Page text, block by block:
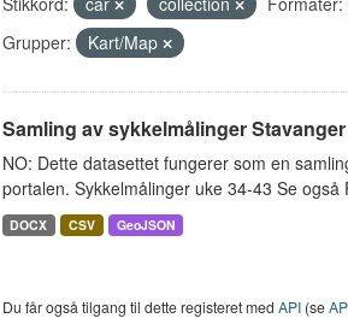
Grupper:
Kart/Map
Samling av sykkelmålinger Stavanger
NO: Dette datasettet fungerer som en
portalen. Sykkelmålinger uke 34-43 Se også
DOCX CSV GeoJSON
Du får også tilgang til dette registeret med API(se